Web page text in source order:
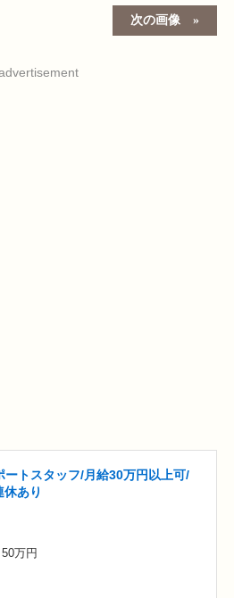
次の画像
ートスタッフ/月給30万円以上可/
あり
万円